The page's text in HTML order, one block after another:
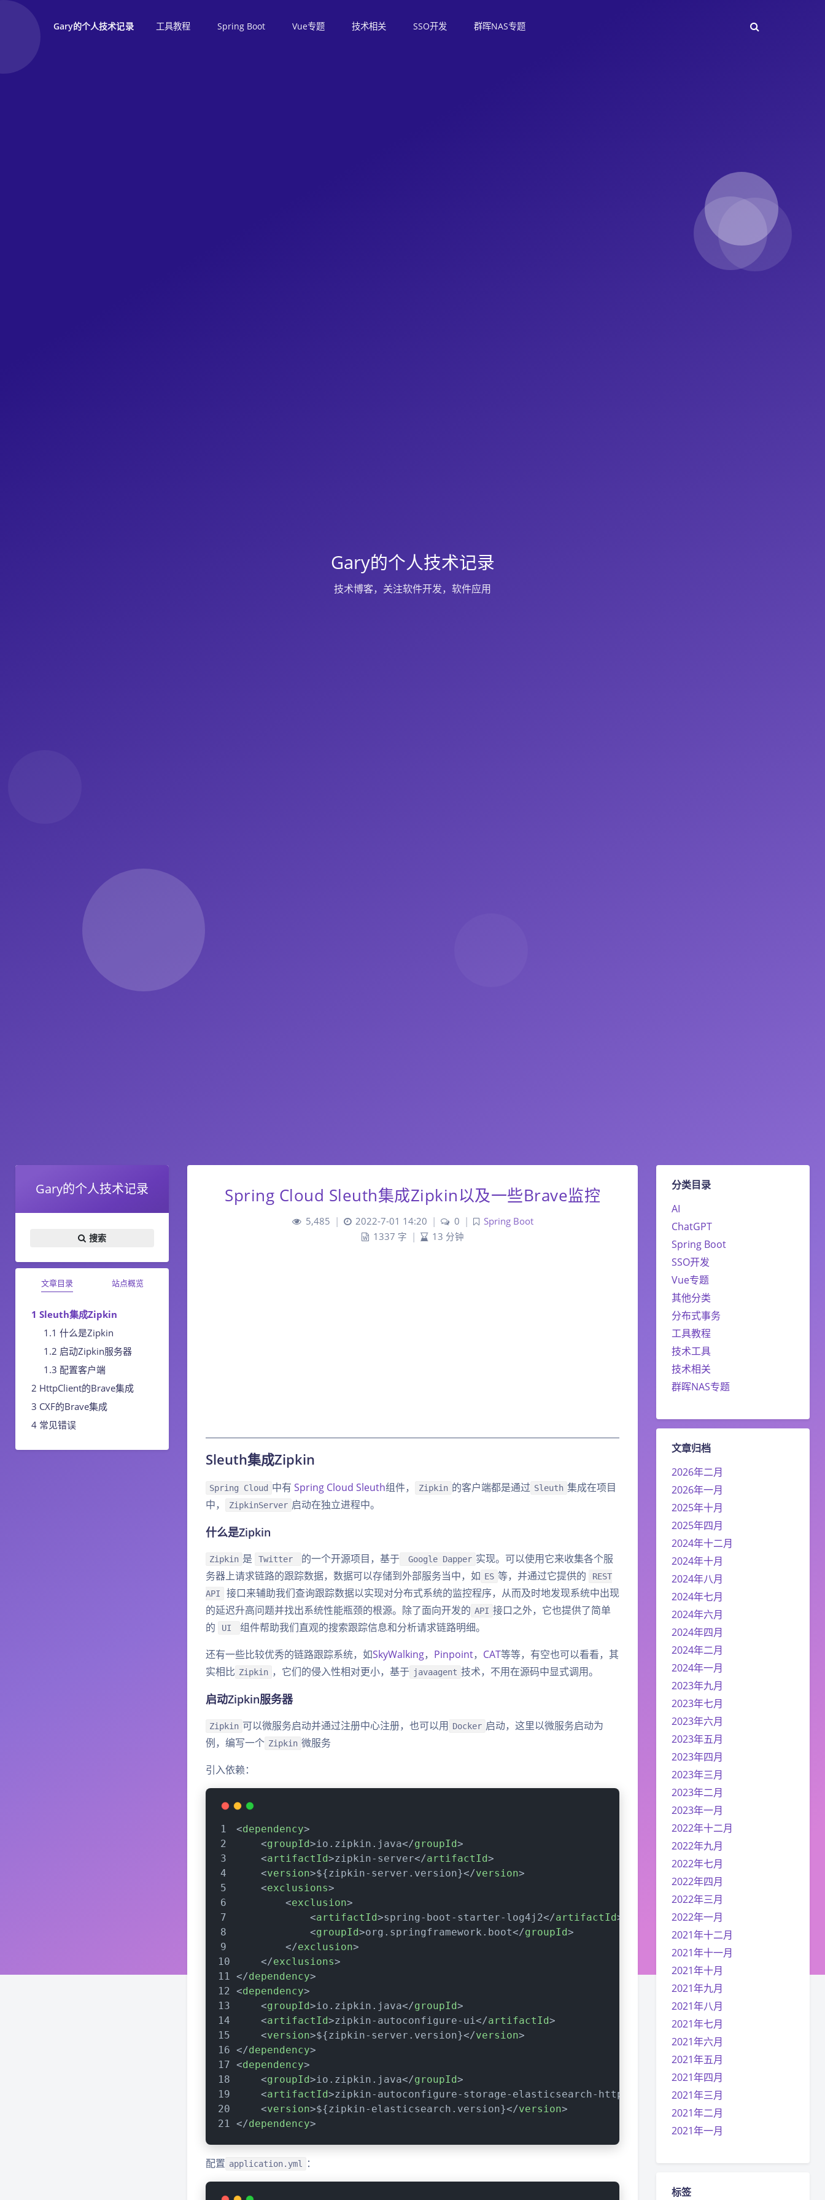
Gary的个人技术记录 工具教程 Spring Boot Vue专题 技术相关 SSO开发 群晖NAS专题
Gary的个人技术记录
技术博客，关注软件开发，软件应用
Gary的个人技术记录
搜索
文章目录 站点概览
Sleuth集成Zipkin
什么是Zipkin
启动Zipkin服务器
配置客户端
HttpClient的Brave集成
CXF的Brave集成
常见错误
分类目录
AI
ChatGPT
Spring Boot
SSO开发
Vue专题
其他分类
分布式事务
工具教程
技术工具
技术相关
群晖NAS专题
文章归档
2026年二月
2026年一月
2025年十月
2025年四月
2024年十二月
2024年十月
2024年八月
2024年七月
2024年六月
2024年四月
2024年二月
2024年一月
2023年九月
2023年七月
2023年六月
2023年五月
2023年四月
2023年三月
2023年二月
2023年一月
2022年十二月
2022年九月
2022年七月
2022年四月
2022年三月
2022年一月
2021年十二月
2021年十一月
2021年十月
2021年九月
2021年八月
2021年七月
2021年六月
2021年五月
2021年四月
2021年三月
2021年二月
2021年一月
标签
Spring Cloud Sleuth集成Zipkin以及一些Brave监控
5,485 | 2022-7-01 14:20 | 0 |
Spring Boot
1337 字 | 13 分钟
Sleuth集成Zipkin
Spring Cloud 中有 Spring Cloud Sleuth组件， Zipkin 的客户端都是通过 Sleuth 集成在项目
中，
ZipkinServer 启动在独立进程中。
什么是Zipkin
Zipkin 是 Twitter 的一个开源项目，基于 Google Dapper 实现。可以使用它来收集各个服
务器上请求链路的跟踪数据，数据可以存储到外部服务当中，如 ES 等，并通过它提供的
REST
API
接口来辅助我们查询跟踪数据以实现对分布式系统的监控程序，从而及时地发现系统中出现
的延迟升高问题并找出系统性能瓶颈的根源。除了面向开发的 API 接口之外，它也提供了简单
的
UI
组件帮助我们直观的搜索跟踪信息和分析请求链路明细。
还有一些比较优秀的链路跟踪系统，如SkyWalking， Pinpoint， CAT等等，有空也可以看看，其
实相比 Zipkin ，它们的侵入性相对更小，基于 javaagent 技术，不用在源码中显式调用。
启动Zipkin服务器
Zipkin 可以微服务启动并通过注册中心注册，也可以用 Docker 启动，这里以微服务启动为
例，编写一个 Zipkin 微服务
引入依赖：
<dependency>
<groupId>io.zipkin.java</groupId>
<artifactId>zipkin-server</artifactId>
<version>${zipkin-server.version}</version>
<exclusions>
<exclusion>
<artifactId>spring-boot-starter-log4j2</artifactId>
<groupId>org.springframework.boot</groupId>
</exclusion>
</exclusions>
</dependency>
<dependency>
<groupId>io.zipkin.java</groupId>
<artifactId>zipkin-autoconfigure-ui </artifactId>
<version>${zipkin-server.version}</version>
</dependency>
<dependency>
<groupId>io.zipkin.java</groupId>
<artifactId>zipkin-autoconfigure-storage-elasticsearch-http artifactId>
<version>${zipkin-elasticsearch.version}</version>
</dependency>
配置 application.yml ：